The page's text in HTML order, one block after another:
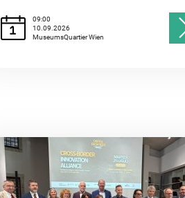
09:00
10.09.2026
MuseumsQuartier Wien